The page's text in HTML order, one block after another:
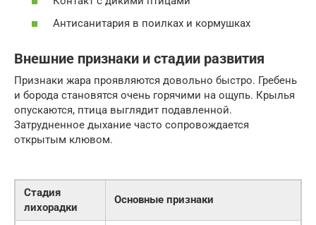
Антисанитария в поилках и кормушках
Внешние признаки и стадии развития
Признаки жара проявляются довольно быстро. Гребень
и борода становятся очень горячими на ощупь. Крылья
опускаются, птица выглядит подавленной.
Затрудненное дыхание часто сопровождается
открытым клювом.
Стадия
лихорадки
Основные признаки